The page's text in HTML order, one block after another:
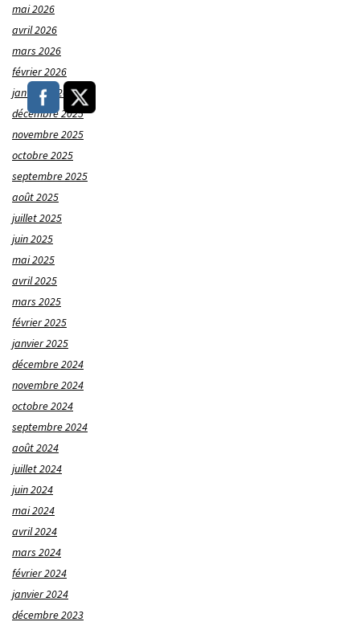
mai 2026
avril 2026
mars 2026
février 2026
janvier 2026
décembre 2025
novembre 2025
octobre 2025
septembre 2025
août 2025
juillet 2025
juin 2025
mai 2025
avril 2025
mars 2025
février 2025
janvier 2025
décembre 2024
novembre 2024
octobre 2024
septembre 2024
août 2024
juillet 2024
juin 2024
mai 2024
avril 2024
mars 2024
février 2024
janvier 2024
décembre 2023